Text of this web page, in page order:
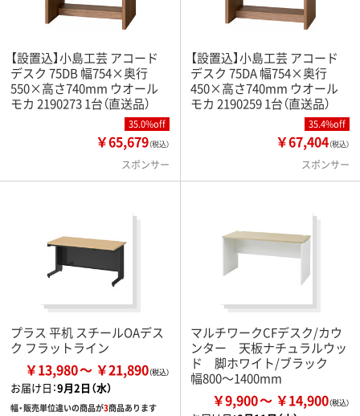
【設置込】小島工芸 アコード
デスク 75DB 幅754×奥行
550×高さ740mm ウオール
モカ 2190273 1台（直送品）
35.0%off
￥65,679（税込）
スポンサー
【設置込】小島工芸 アコード
デスク 75DA 幅754×奥行
450×高さ740mm ウオール
モカ 2190259 1台（直送品）
35.4%off
￥67,404（税込）
スポンサー
プラス 平机 スチールOAデス
ク フラットライン
￥13,980 ￥21,890
お届け日：9月2日（水）
幅・販売単位違いの商品が3商品あります
マルチワークCFデスク/カウ
ンター 天板ナチュラルウッ
ド 脚ホワイト/ブラック
幅800～1400mm
￥9,900 ￥14,900